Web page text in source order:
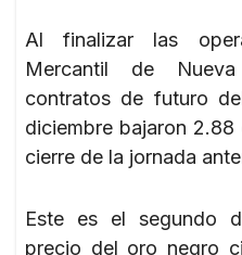
Al finalizar las
Mercantil de
contratos de futuro
diciembre bajaron
cierre de la jornada
Este es el segundo
precio del oro negro